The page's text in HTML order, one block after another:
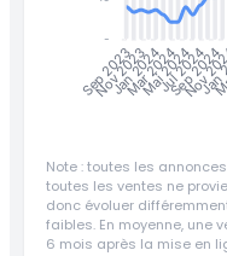
-
Sep 2023
Nov 2023
Jan 2024
Mar 2024
Mai 2024
Jul 2024
Sep 2024
Nov
Note : toutes les
toutes les ventes ne
donc évoluer
faibles. En moyenne,
6 mois après la mise en